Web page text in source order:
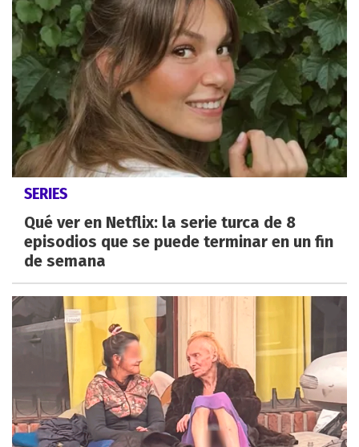
SERIES
Qué ver en Netflix: la serie turca de 8
episodios que se puede terminar en un fin
de semana